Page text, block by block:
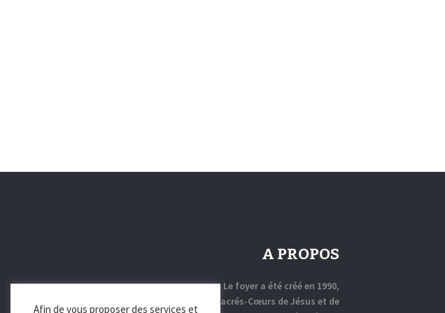
A PROPOS
Le foyer a été créé en 1990,
par les Sœurs des Sacrés-Cœurs de Jésus et de
Afin de vous proposer des services et